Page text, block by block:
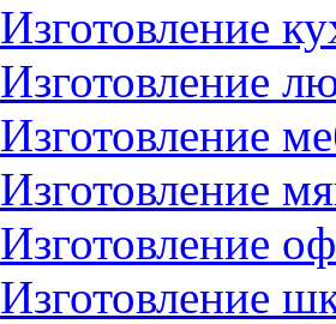
Изготовление
Изготовление
Изготовление
Изготовление
Изготовление
Изготовление